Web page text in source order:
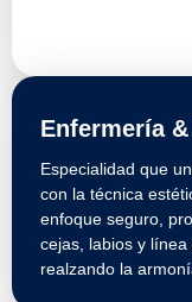
Enfermería
Especialidad que
con la técnica
enfoque seguro,
cejas, labios y
realzando la